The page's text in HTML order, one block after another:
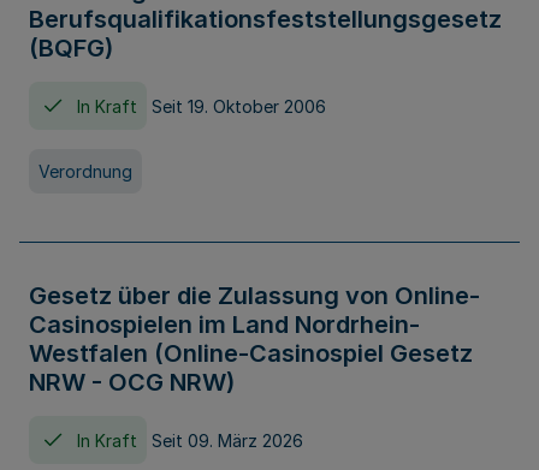
Berufsqualifikationsfeststellungsgesetz
(BQFG)
In Kraft Seit 19. Oktober 2006
Verordnung
Gesetz über die Zulassung von Online-
Casinospielen im Land Nordrhein-
Westfalen (Online-Casinospiel Gesetz
NRW - OCG NRW)
In Kraft Seit 09. März 2026